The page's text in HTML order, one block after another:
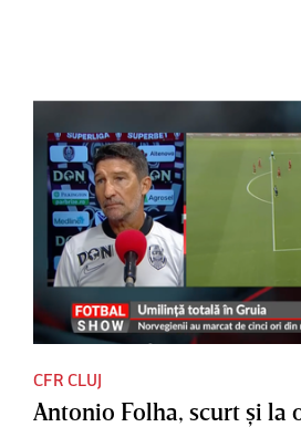
CFR CLUJ
Antonio Folha, scurt şi la